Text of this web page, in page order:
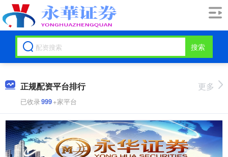
搜索
正规配资平台排行
已收录999+家平台
更多